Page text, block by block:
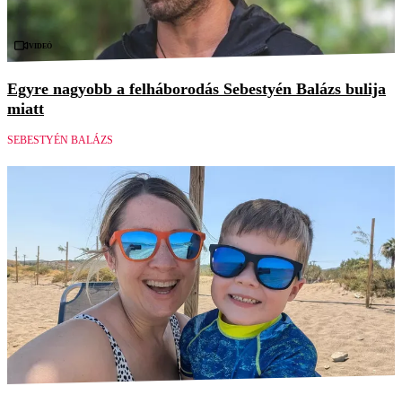
Videó
Egyre nagyobb a felháborodás Sebestyén Balázs bulija
miatt
SEBESTYÉN BALÁZS